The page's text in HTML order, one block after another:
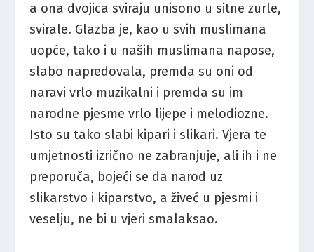
a ona dvojica sviraju unisono u sitne zurle,
svirale. Glazba je, kao u svih muslimana
uopće, tako i u naših muslimana napose,
slabo napredovala, premda su oni od
naravi vrlo muzikalni i premda su im
narodne pjesme vrlo lijepe i melodiozne.
Isto su tako slabi kipari i slikari. Vjera te
umjetnosti izrično ne zabranjuje, ali ih i ne
preporuča, bojeći se da narod uz
slikarstvo i kiparstvo, a živeć u pjesmi i
veselju, ne bi u vjeri smalaksao.